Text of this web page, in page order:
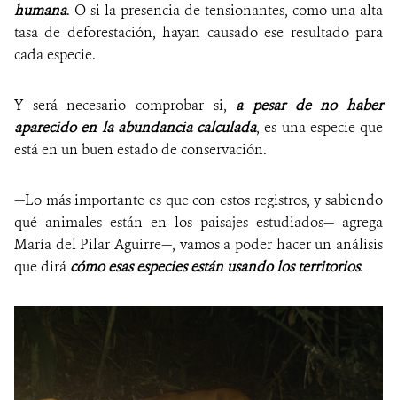
humana. O si la presencia de tensionantes, como una alta
tasa de deforestación, hayan causado ese resultado para
cada especie.
Y será necesario comprobar si, a pesar de no haber
aparecido en la abundancia calculada, es una especie que
está en un buen estado de conservación.
—Lo más importante es que con estos registros, y sabiendo
qué animales están en los paisajes estudiados— agrega
María del Pilar Aguirre—, vamos a poder hacer un análisis
que dirá cómo esas especies están usando los territorios.